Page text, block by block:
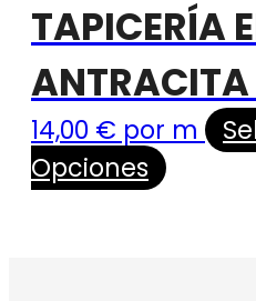
TAPICERÍA
14,00 € por m
Opciones